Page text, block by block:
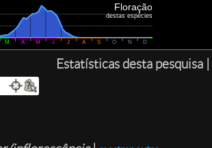
M A M J J A S O N D
Floração
destas espécies
Estatísticas desta pesquisa |